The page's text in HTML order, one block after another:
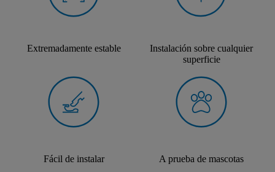
Extremadamente estable
Instalación sobre cualquier
superficie
Fácil de instalar A prueba de mascotas